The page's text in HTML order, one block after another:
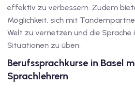
effektiv zu verbessern. Zudem
Möglichkeit, sich mit
Welt zu vernetzen und die Sprache
Situationen zu üben.
Berufssprachkurse in Basel
Sprachlehrern